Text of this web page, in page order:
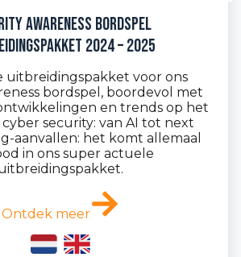
Awareness Bordspel
2024 – 2025
uitbreidingspakket voor ons
bordspel, boordevol met
en trends op het
security: van AI tot next
aanvallen: het komt allemaal
in ons super actuele
Ontdek meer